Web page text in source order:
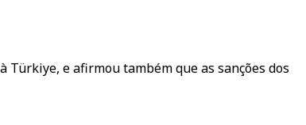
Türkiye, e afirmou também que as sanções dos